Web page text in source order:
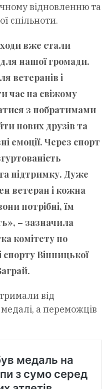
відновленню та
спільноти.
вже стали
нашої громади.
ветеранів і
час на свіжому
з побратимами
нових друзів та
емоції. Через спорт
підтримку. Дуже
ветеран і кожна
потрібні, їм
– зазначила
комітету по
спорту Вінницької
від
медалі, а переможців